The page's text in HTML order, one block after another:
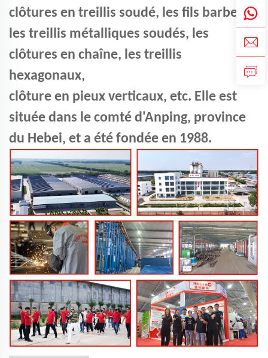
clôtures en treillis soudé, les fils barbelés,
les treillis métalliques soudés, les
clôtures en chaîne, les treillis
hexagonaux,
clôture en pieux verticaux, etc. Elle est
située dans le comté d'Anping, province
du Hebei, et a été fondée en 1988.